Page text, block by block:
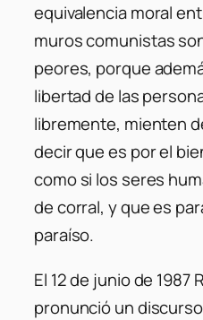
equivalencia moral
muros comunistas
peores, porque
libertad de las
libremente, mienten
decir que es por el
como si los seres
de corral, y que es
paraíso.
El 12 de junio de 1987
pronunció un